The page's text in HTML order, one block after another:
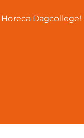
Dagcollege!